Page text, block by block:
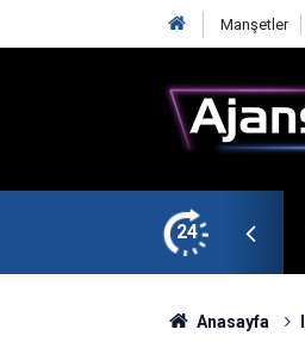
Manşetler
24
Maçıyla Başlıyor
Anasayfa